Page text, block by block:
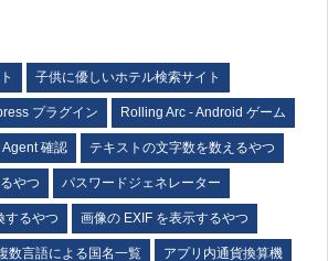
子供に優しいホテル検索サイト
プラグイン Rolling Arc - Android ゲーム
Agent 確認 テキストの文字数を数えるやつ
やつ パスワードジェネレーター
するやつ 画像の EXIF を表示するやつ
数言語による国名一覧 アプリ内通貨換算機